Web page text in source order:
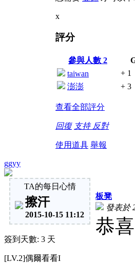
x
評分
參與人數 2
taiwan
+ 1
澎澎
+ 3
查看全部評分
回復 支持 反對
使用道具 舉報
ggyy
TA的每日心情
擦汗
2015-10-15 11:12
簽到天數: 3 天
[LV.2]偶爾看看I
板凳
發表於
恭